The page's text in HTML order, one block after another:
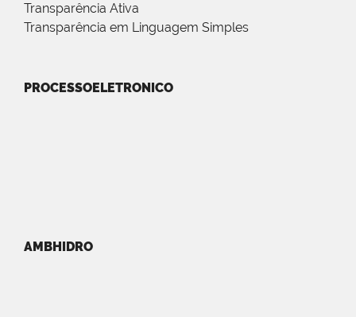
Transparência Ativa
Transparência em Linguagem Simples
PROCESSOELETRONICO
AMBHIDRO